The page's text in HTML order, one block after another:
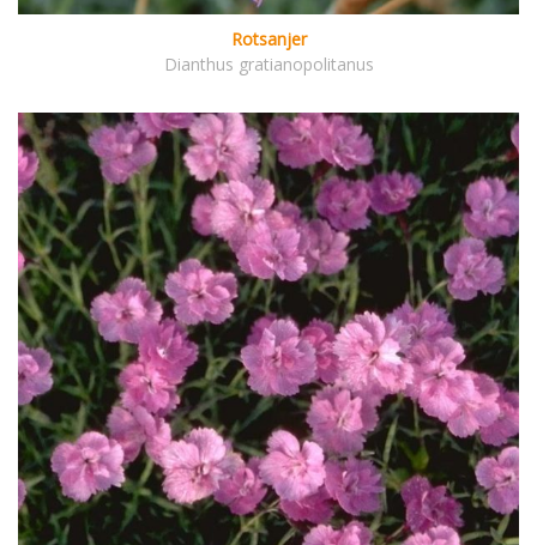
Rotsanjer
Dianthus gratianopolitanus